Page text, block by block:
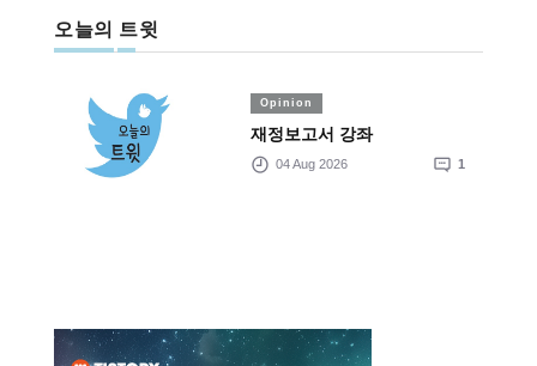
오늘의 트윗
Opinion
재정보고서 강좌
04 Aug 2026 1